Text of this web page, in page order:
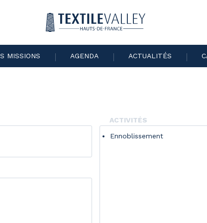
MISSIONS AGENDA ACTUALITÉS
ACTIVITÉS
Ennoblissement